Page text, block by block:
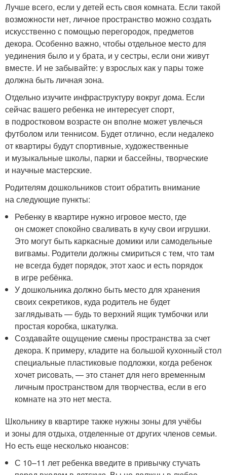
Лучше всего, если у детей есть своя комната. Если такой
возможности нет, личное пространство можно создать
искусственно с помощью перегородок, предметов
декора. Особенно важно, чтобы отдельное место для
уединения было и у брата, и у сестры, если они живут
вместе. И не забывайте: у взрослых как у пары тоже
должна быть личная зона.
Отдельно изучите инфраструктуру вокруг дома. Если
сейчас вашего ребенка не интересует спорт,
в подростковом возрасте он вполне может увлечься
футболом или теннисом. Будет отлично, если недалеко
от квартиры будут спортивные, художественные
и музыкальные школы, парки и бассейны, творческие
и научные мастерские.
Родителям дошкольников стоит обратить внимание
на следующие пункты:
Ребенку в квартире нужно игровое место, где
он сможет спокойно сваливать в кучу свои игрушки.
Это могут быть каркасные домики или самодельные
вигвамы. Родители должны смириться с тем, что там
не всегда будет порядок, этот хаос и есть порядок
в игре ребёнка.
У дошкольника должно быть место для хранения
своих секретиков, куда родитель не будет
заглядывать — будь то верхний ящик тумбочки или
простая коробка, шкатулка.
Создавайте ощущение смены пространства за счет
декора. К примеру, кладите на большой кухонный стол
специальные пластиковые подложки, когда ребенок
хочет рисовать, — это станет для него временным
личным пространством для творчества, если в его
комнате на это нет места.
Школьнику в квартире также нужны зоны для учёбы
и зоны для отдыха, отделенные от других членов семьи.
Но есть еще несколько нюансов:
С 10–11 лет ребенка введите в привычку стучать